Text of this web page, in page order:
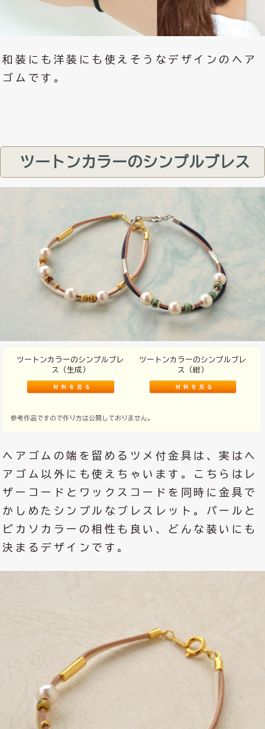
和装にも洋装にも使えそうなデザインのヘア
ゴムです。
ツートンカラーのシンプルブレス
ツートンカラーのシンプルブレ
ス（生成）
ツートンカラーのシンプルブレ
ス（紺）
参考作品ですので作り方は公開しておりません。
ヘアゴムの端を留めるツメ付金具は、実はヘ
アゴム以外にも使えちゃいます。こちらはレ
ザーコードとワックスコードを同時に金具で
かしめたシンプルなブレスレット。パールと
ピカソカラーの相性も良い、どんな装いにも
決まるデザインです。